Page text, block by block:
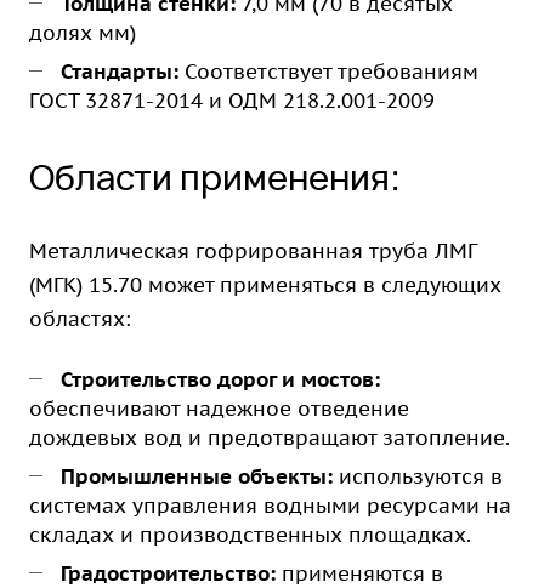
долях мм)
Стандарты: Соответствует требованиям
ГОСТ 32871-2014 и ОДМ 218.2.001-2009
Области применения:
Металлическая гофрированная труба ЛМГ
(МГК) 15.70 может применяться в следующих
областях:
Строительство дорог и мостов:
обеспечивают надежное отведение
дождевых вод и предотвращают затопление.
Промышленные объекты: используются в
системах управления водными ресурсами на
складах и производственных площадках.
Градостроительство: применяются в